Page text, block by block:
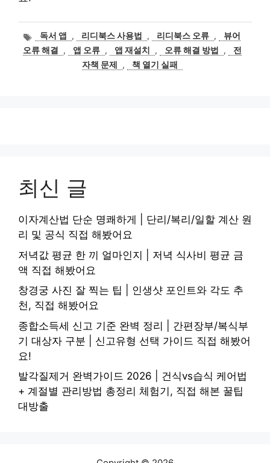
태
그
독서 앱 , 리디북스 사용법 , 리디북스 오류 ,
뷰어
오류 해결
, 앱 오류 , 앱 재설치 , 오류 해결 방법 ,
전
자책 문제
, 책 열기 실패
최신 글
이자계산법 단순 명쾌하게 | 단리/복리/일할 계산 원
리 및 공식 직접 해봤어요
저녁값 평균 한 끼 얼마인지 | 저녁 식사비 평균 금
액 직접 해봤어요
창경궁 사진 잘 찍는 팁 | 인생샷 포인트와 각도 추
천, 직접 해봤어요
종합소득세 신고 기준 완벽 정리 | 간편장부/복식부
기 대상자 구분 | 신고유형 선택 가이드 직접 해봤어
요!
발각질제거 완벽가이드 2026 | 건식vs습식 케어법
+ 계절별 관리방법 총정리 체험기, 직접 해본 꿀팁
대방출